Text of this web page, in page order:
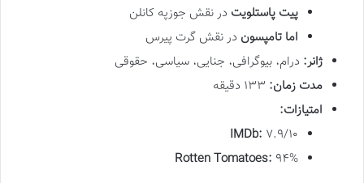
پیت پاستلویت در نقش جوزپه کانلن
اما تامپسون در نقش گرت پیرس
ژانر: درام، بیوگرافی، جنایی، سیاسی، حقوقی
مدت زمان:
امتیازات:
IMDb: ۷.۹/۱۰
Rotten Tomatoes: ۹۴%